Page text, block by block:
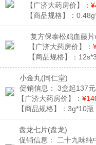
【广济大药房价】：
【商品规格】：
复方保泰松鸡血藤片
【广济大药房价】：
【商品规格】：
小金丸(同仁堂)
促销信息：
3盒起137
【广济大药房价】：
【商品规格】： 3g*10瓶
盘龙七片(盘龙)
促销信息：
二十九味纯